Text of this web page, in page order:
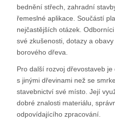
bednění střech, zahradní
řemeslné aplikace. Součástí
nejčastějších otázek.
své zkušenosti, dotazy a
borového dřeva.
Pro další rozvoj dřevostaveb
s jinými dřevinami než se
stavebnictví své místo. Její
dobré znalosti materiálu,
odpovídajícího zpracování.